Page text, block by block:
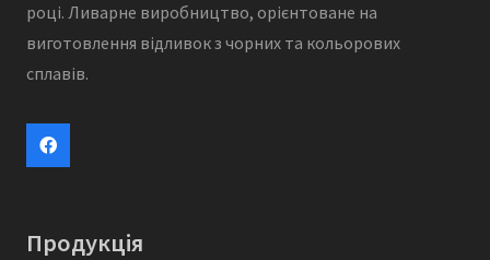
році. Ливарне виробництво, орієнтоване на
виготовлення відливок з чорних та кольорових
сплавів.
Продукція